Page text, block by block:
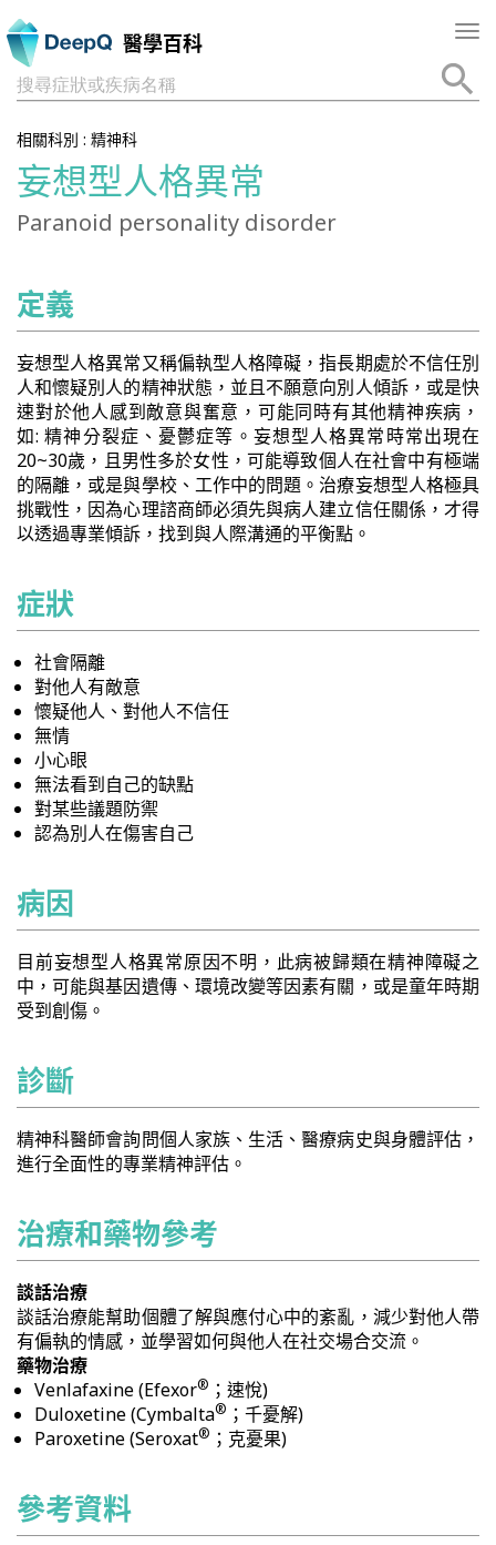
醫學百科
搜尋症狀或疾病名稱
相關科別 : 精神科
妄想型人格異常
Paranoid personality disorder
定義
妄想型人格異常又稱偏執型人格障礙，指長期處於不信任別
人和懷疑別人的精神狀態，並且不願意向別人傾訴，或是快
速對於他人感到敵意與奮意，可能同時有其他精神疾病，
如: 精神分裂症、憂鬱症等。妄想型人格異常時常出現在
20~30歲，且男性多於女性，可能導致個人在社會中有極端
的隔離，或是與學校、工作中的問題。治療妄想型人格極具
挑戰性，因為心理諮商師必須先與病人建立信任關係，才得
以透過專業傾訴，找到與人際溝通的平衡點。
症狀
社會隔離
對他人有敵意
懷疑他人、對他人不信任
無情
小心眼
無法看到自己的缺點
對某些議題防禦
認為別人在傷害自己
病因
目前妄想型人格異常原因不明，此病被歸類在精神障礙之
中，可能與基因遺傳、環境改變等因素有關，或是童年時期
受到創傷。
診斷
精神科醫師會詢問個人家族、生活、醫療病史與身體評估，
進行全面性的專業精神評估。
治療和藥物參考
談話治療
談話治療能幫助個體了解與應付心中的紊亂，減少對他人帶
有偏執的情感，並學習如何與他人在社交場合交流。
藥物治療
Venlafaxine (Efexor® ；速悅)
Duloxetine (Cymbalta® ；千憂解)
Paroxetine (Seroxat® ；克憂果)
參考資料